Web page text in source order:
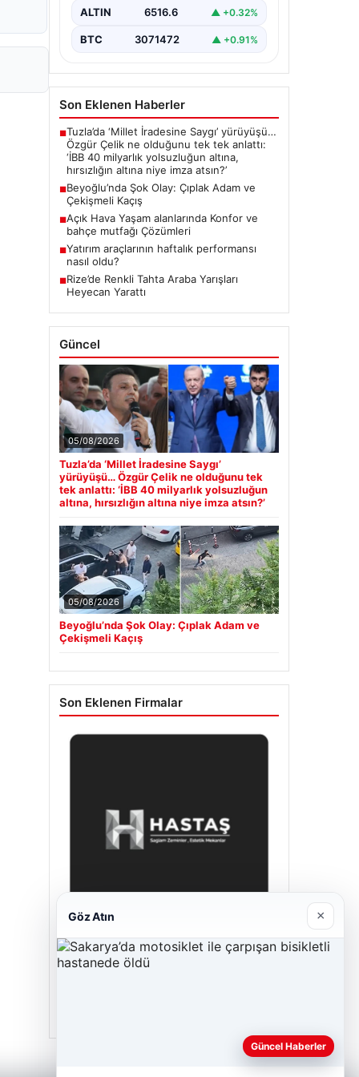
ALTIN 6516.6 ▲ +0.32%
BTC 3071472 ▲ +0.91%
Son Eklenen Haberler
■Tuzla’da ‘Millet İradesine Saygı’ yürüyüşü…
Özgür Çelik ne olduğunu tek tek anlattı:
‘İBB 40 milyarlık yolsuzluğun altına,
hırsızlığın altına niye imza atsın?’
■Beyoğlu’nda Şok Olay: Çıplak Adam ve
Çekişmeli Kaçış
■Açık Hava Yaşam alanlarında Konfor ve
bahçe mutfağı Çözümleri
■Yatırım araçlarının haftalık performansı
nasıl oldu?
■Rize’de Renkli Tahta Araba Yarışları
Heyecan Yarattı
Güncel
05/08/2026
Tuzla’da ‘Millet İradesine Saygı’
yürüyüşü… Özgür Çelik ne olduğunu tek
tek anlattı: ‘İBB 40 milyarlık yolsuzluğun
altına, hırsızlığın altına niye imza atsın?’
05/08/2026
Beyoğlu’nda Şok Olay: Çıplak Adam ve
Çekişmeli Kaçış
Son Eklenen Firmalar
Hastaş Beton
Göz Atın ×
Güncel Haberler